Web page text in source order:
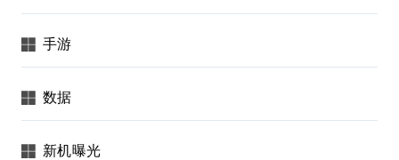
手游
数据
新机曝光